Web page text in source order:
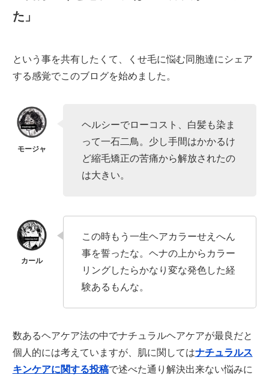
た」
という事を共有したくて、くせ毛に悩む同胞達にシェア
する感覚でこのブログを始めました。
ヘルシーでローコスト、白髪も染ま
って一石二鳥。少し手間はかかるけ
ど縮毛矯正の苦痛から解放されたの
は大きい。
この時もう一生ヘアカラーせえへん
事を誓ったな。ヘナの上からカラー
リングしたらかなり変な発色した経
験あるもんな。
数あるヘアケア法の中でナチュラルヘアケアが最良だと
個人的には考えていますが、肌に関してはナチュラルス
キンケアに関する投稿で述べた通り解決出来ない悩みに